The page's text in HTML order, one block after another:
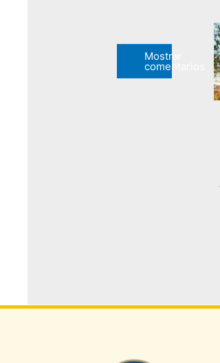
Mostrar
comentarios